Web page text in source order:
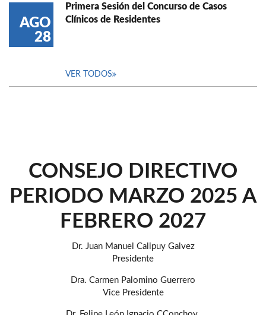
AGO
28
Primera Sesión del Concurso de Casos
Clínicos de Residentes
VER TODOS
CONSEJO DIRECTIVO
PERIODO MARZO 2025 A
FEBRERO 2027
Dr. Juan Manuel Calipuy Galvez
Presidente
Dra. Carmen Palomino Guerrero
Vice Presidente